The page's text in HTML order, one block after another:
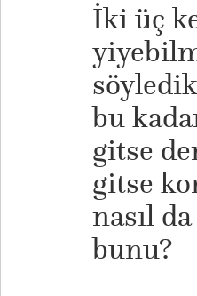
İki üç
bu
gitse
gitse
nasıl
bunu?